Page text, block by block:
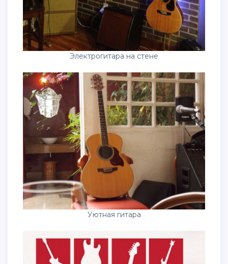
Электрогитара на стене
Уютная гитара